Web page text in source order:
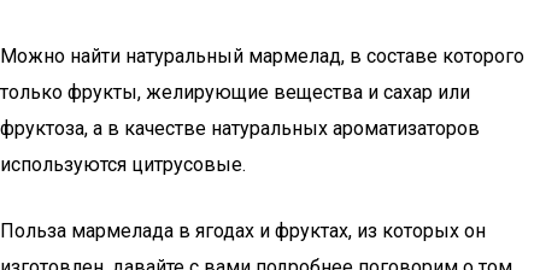
Можно найти натуральный мармелад, в составе которого
только фрукты, желирующие вещества и сахар или
фруктоза, а в качестве натуральных ароматизаторов
используются цитрусовые.
Польза мармелада в ягодах и фруктах, из которых он